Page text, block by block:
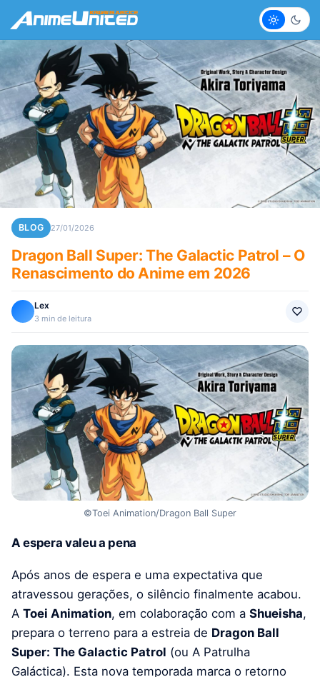
Claro
BLOG 27/01/2026
Dragon Ball Super: The Galactic Patrol – O
Renascimento do Anime em 2026
Lex
3 min de leitura
©Toei Animation/Dragon Ball Super
A espera valeu a pena
Após anos de espera e uma expectativa que
atravessou gerações, o silêncio finalmente acabou.
A Toei Animation, em colaboração com a Shueisha,
prepara o terreno para a estreia de Dragon Ball
Super: The Galactic Patrol (ou A Patrulha
Galáctica). Esta nova temporada marca o retorno